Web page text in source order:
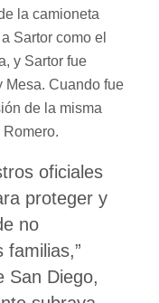
la camioneta
Sartor como el
y Sartor fue
Mesa. Cuando fue
de la misma
oficiales
proteger y
no
familias,”
San Diego,